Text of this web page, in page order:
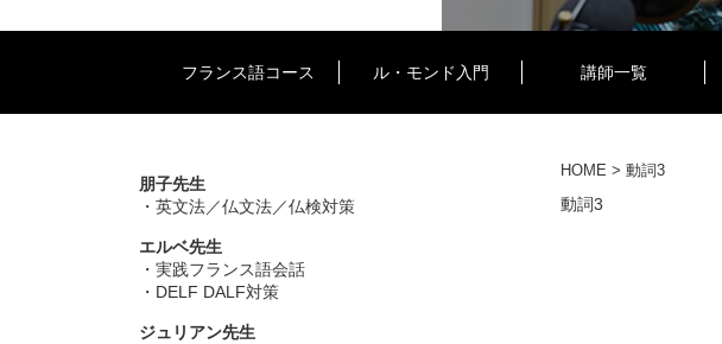
フランス語コース ル・モンド入門 講師一覧
HOME > 動詞3
動詞3
朋子先生
・英文法／仏文法／仏検対策
エルベ先生
・実践フランス語会話
・DELF DALF対策
ジュリアン先生